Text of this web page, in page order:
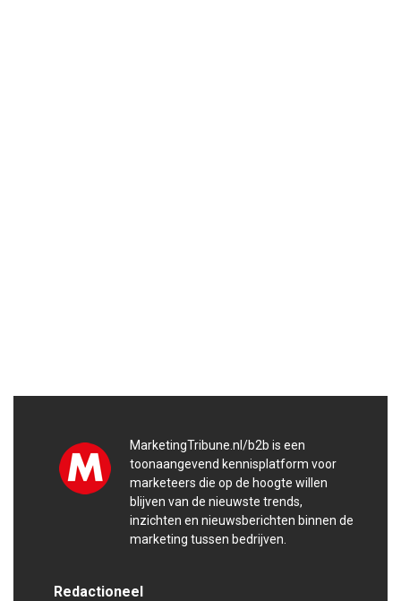
MarketingTribune.nl/b2b is een
toonaangevend kennisplatform voor
marketeers die op de hoogte willen
blijven van de nieuwste trends,
inzichten en nieuwsberichten binnen de
marketing tussen bedrijven.
Redactioneel